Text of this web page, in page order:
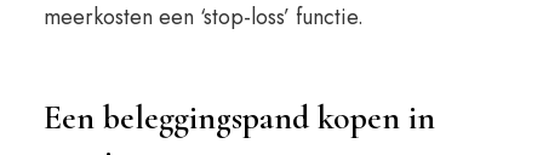
meerkosten een ‘stop-loss’ functie.
Een beleggingspand kopen in